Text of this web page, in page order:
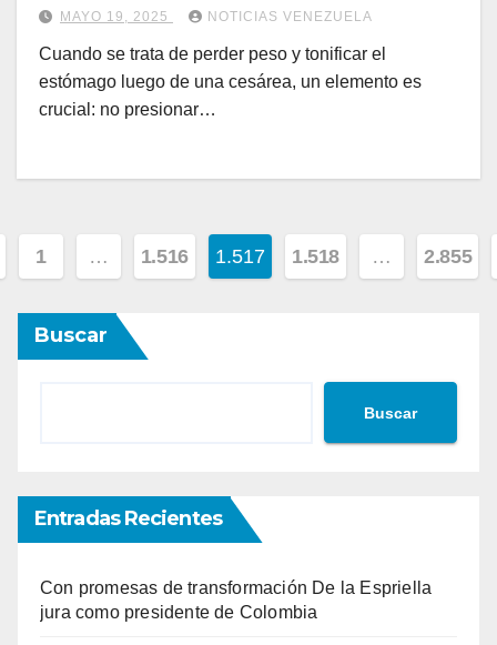
MAYO 19, 2025 NOTICIAS VENEZUELA
Cuando se trata de perder peso y tonificar el
estómago luego de una cesárea, un elemento es
crucial: no presionar…
1 … 1.516 1.517 1.518 … 2.855
Buscar
Buscar
Entradas Recientes
Con promesas de transformación De la Espriella
jura como presidente de Colombia